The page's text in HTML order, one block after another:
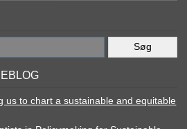
us to chart a sustainable and equitable